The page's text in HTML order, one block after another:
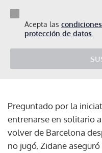
Acepta las
protección de datos.
Preguntado por la
entrenarse en solitario
volver de Barcelona
no jugó, Zidane